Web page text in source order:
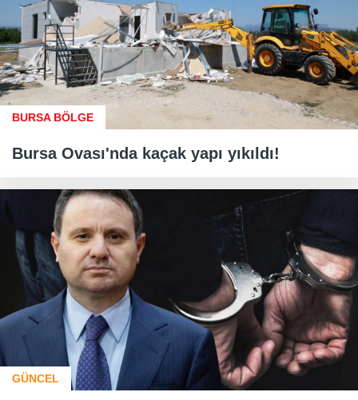
BURSA BÖLGE
Bursa Ovası'nda kaçak yapı yıkıldı!
GÜNCEL